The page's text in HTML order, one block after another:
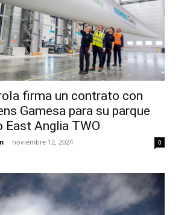
firma un contrato con
Gamesa para su parque
East Anglia TWO
- noviembre 12, 2024 0